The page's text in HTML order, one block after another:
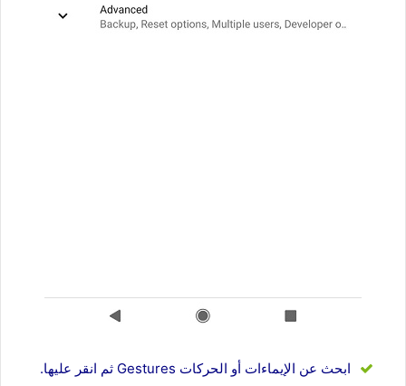
ابحث عن الإيماءات أو الحركات Gestures ثم انقر عليها.